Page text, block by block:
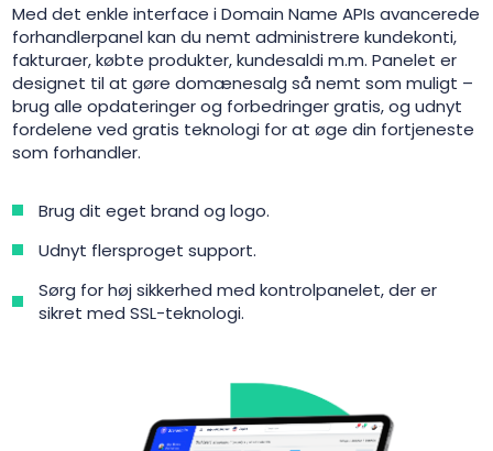
Med det enkle interface i Domain Name APIs avancerede
forhandlerpanel kan du nemt administrere kundekonti,
fakturaer, købte produkter, kundesaldi m.m. Panelet er
designet til at gøre domænesalg så nemt som muligt –
brug alle opdateringer og forbedringer gratis, og udnyt
fordelene ved gratis teknologi for at øge din fortjeneste
som forhandler.
Brug dit eget brand og logo.
Udnyt flersproget support.
Sørg for høj sikkerhed med kontrolpanelet, der er
sikret med SSL-teknologi.